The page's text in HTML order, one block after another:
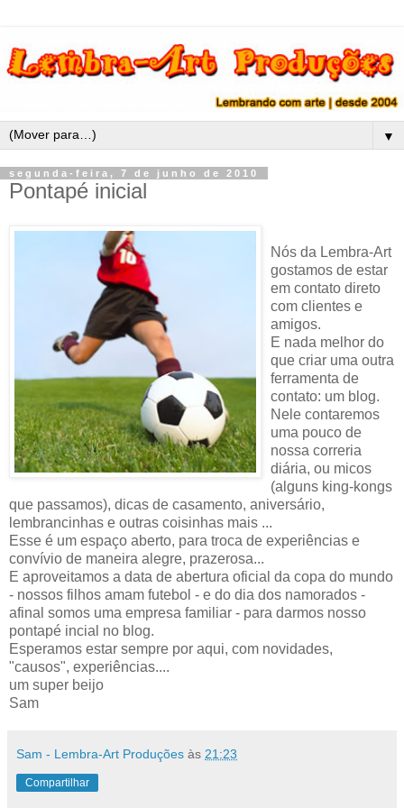
▼
segunda-feira, 7 de junho de 2010
Pontapé inicial
Nós da Lembra-Art
gostamos de estar
em contato direto
com clientes e
amigos.
E nada melhor do
que criar uma outra
ferramenta de
contato: um blog.
Nele contaremos
uma pouco de
nossa correria
diária, ou micos
(alguns king-kongs
que passamos), dicas de casamento, aniversário,
lembrancinhas e outras coisinhas mais ...
Esse é um espaço aberto, para troca de experiências e
convívio de maneira alegre, prazerosa...
E aproveitamos a data de abertura oficial da copa do mundo
- nossos filhos amam futebol - e do dia dos namorados -
afinal somos uma empresa familiar - para darmos nosso
pontapé incial no blog.
Esperamos estar sempre por aqui, com novidades,
"causos", experiências....
um super beijo
Sam
Sam - Lembra-Art Produções às 21:23
Compartilhar